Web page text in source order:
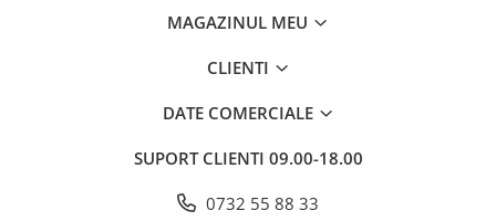
MAGAZINUL MEU
CLIENTI
DATE COMERCIALE
SUPORT CLIENTI 09.00-18.00
0732 55 88 33